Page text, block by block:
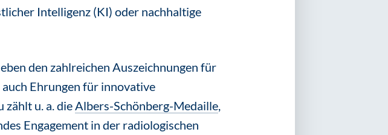
Intelligenz (KI) oder nachhaltige
den zahlreichen Auszeichnungen für
Ehrungen für innovative
zählt u. a. dieAlbers-Schönberg-Medaille,
Engagement in der radiologischen